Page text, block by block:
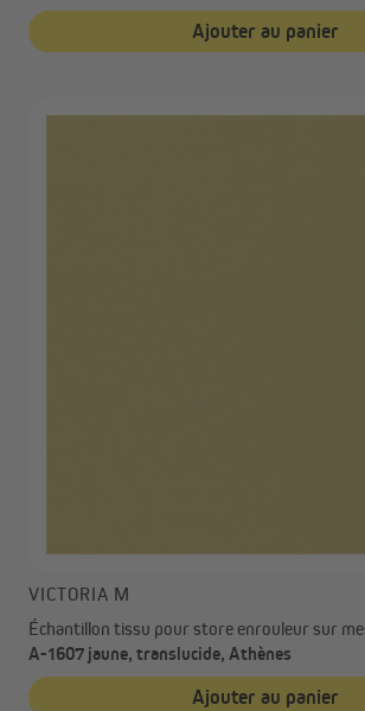
Ajouter au panier
VICTORIA M
Échantillon tissu pour store enrouleur sur
A-1607 jaune, translucide, Athènes
Ajouter au panier